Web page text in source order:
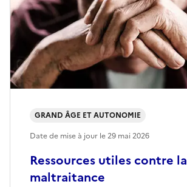
Ressources utiles contre la
maltraitance
GRAND ÂGE ET AUTONOMIE
Date de mise à jour le29 mai 2026